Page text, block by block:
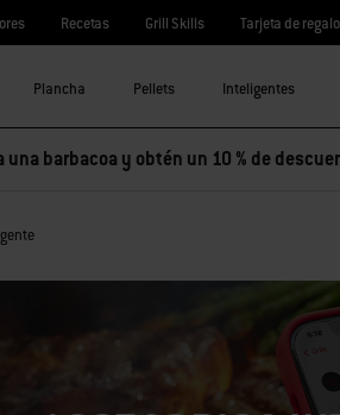
Recetas Grill Skills Tarjeta de
Plancha Pellets Inteligentes
una barbacoa y obtén un 10 % de